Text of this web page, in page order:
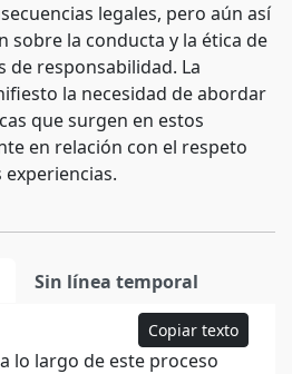
legales, pero aún así
sobre la conducta y la ética de
de responsabilidad. La
la necesidad de abordar
que surgen en estos
en relación con el respeto
experiencias.
Sin línea temporal
Copiar texto
lo largo de este proceso